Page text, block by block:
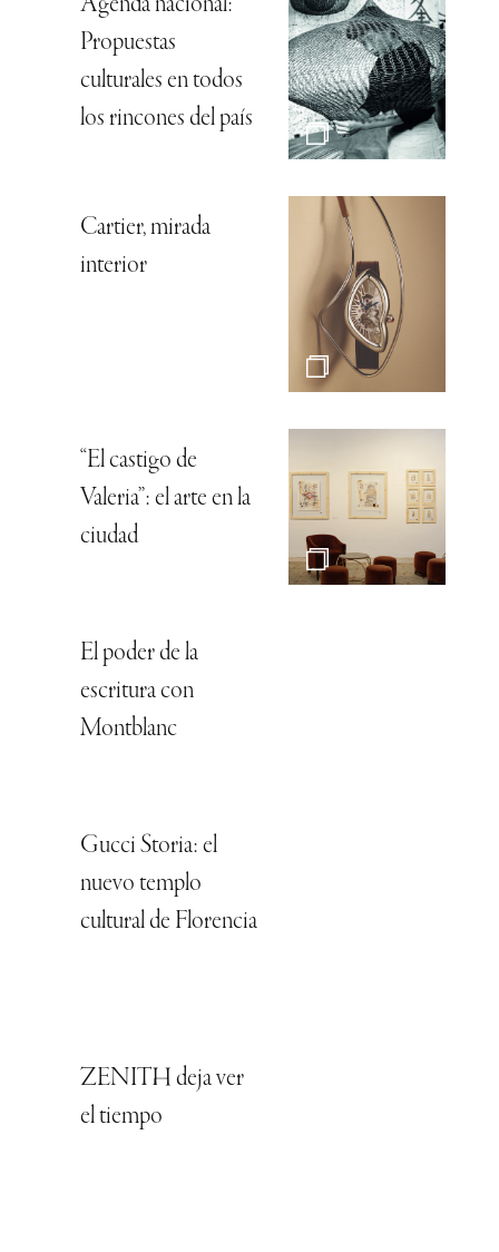
Agenda nacional:
Propuestas
culturales en todos
los rincones del país
Cartier, mirada
interior
“El castigo de
Valeria”: el arte en la
ciudad
El poder de la
escritura con
Montblanc
Gucci Storia: el
nuevo templo
cultural de Florencia
ZENITH deja ver
el tiempo